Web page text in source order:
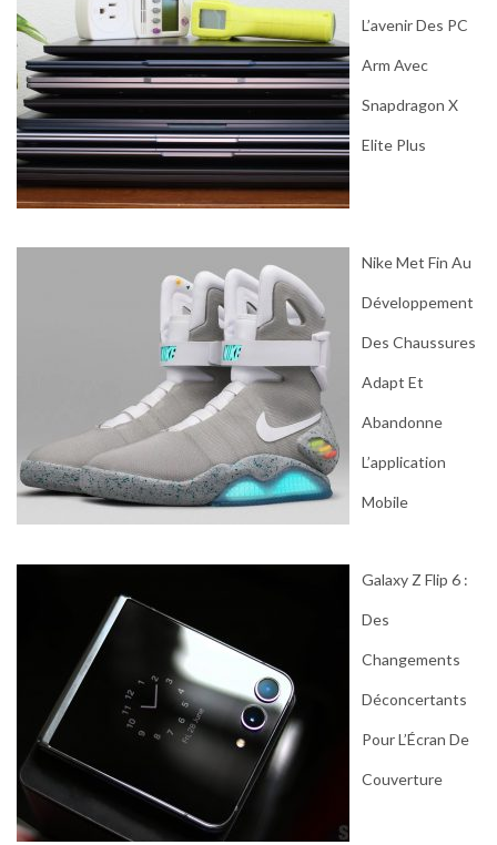
L’avenir Des PC
Arm Avec
Snapdragon X
Elite Plus
Nike Met Fin Au
Développement
Des Chaussures
Adapt Et
Abandonne
L’application
Mobile
Galaxy Z Flip 6 :
Des
Changements
Déconcertants
Pour L’Écran De
Couverture